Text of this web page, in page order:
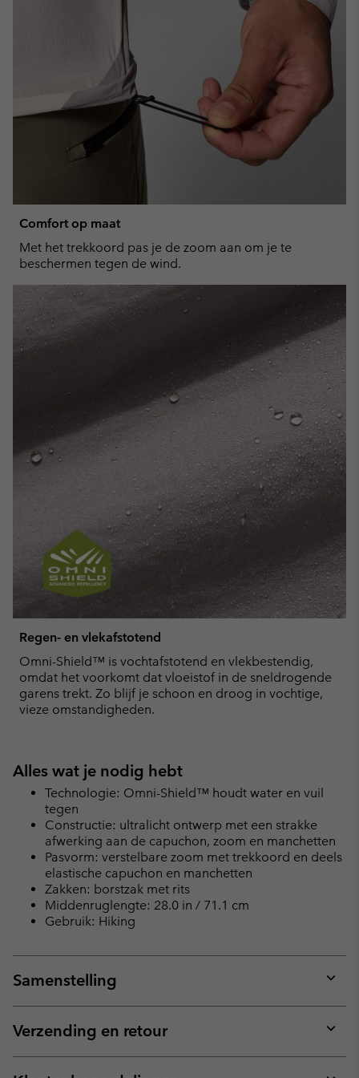
Comfort op maat
Met het trekkoord pas je de zoom aan om je te
beschermen tegen de wind.
Regen- en vlekafstotend
Omni-Shield™ is vochtafstotend en vlekbestendig,
omdat het voorkomt dat vloeistof in de sneldrogende
garens trekt. Zo blijf je schoon en droog in vochtige,
vieze omstandigheden.
Alles wat je nodig hebt
Technologie: Omni-Shield™ houdt water en vuil
tegen
Constructie: ultralicht ontwerp met een strakke
afwerking aan de capuchon, zoom en manchetten
Pasvorm: verstelbare zoom met trekkoord en deels
elastische capuchon en manchetten
Zakken: borstzak met rits
Middenruglengte: 28.0 in / 71.1 cm
Gebruik: Hiking
Samenstelling
or
Verzending en retour
or